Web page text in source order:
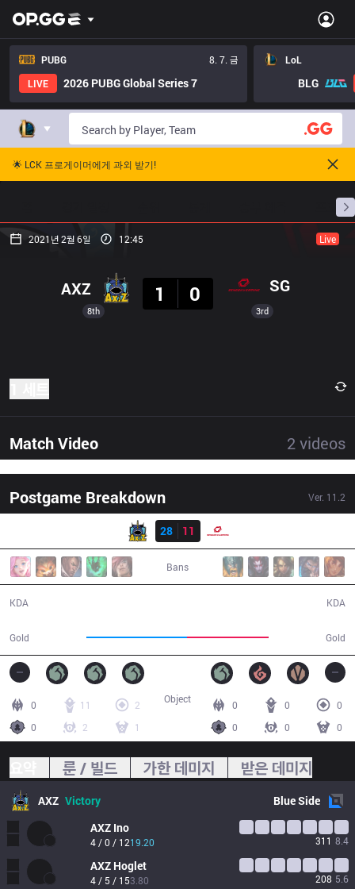
PUBG
8. 7. 금
LIVE
2026 PUBG Global Series 7
LoL
BLG
🌟 LCK 프로게이머에게 과외 받기!
프로빌
2021년 2월 6일 12:45 Live
8th
AXZ
1
0 SG
3rd
Match Video 2 videos
Postgame Breakdown Ver. 11.2
28
11
Bans
KDA
Gold Gold
KDA
0 11
2
0
2 1
0 0
0
0
0 0
Object
룬 / 빌드 가한 데미지 받은 데미지
AXZ Victory BlueSide
AXZ Ino
4 / 0 / 1219.20 311 8.4
AXZ Hoglet
4 / 5 / 153.80 208 5.6